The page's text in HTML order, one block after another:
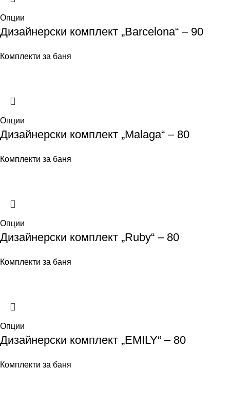
Опции
Дизайнерски комплект „Barcelona“ – 90
Комплекти за баня
Опции
Дизайнерски комплект „Malaga“ – 80
Комплекти за баня
Опции
Дизайнерски комплект „Ruby“ – 80
Комплекти за баня
Опции
Дизайнерски комплект „EMILY“ – 80
Комплекти за баня